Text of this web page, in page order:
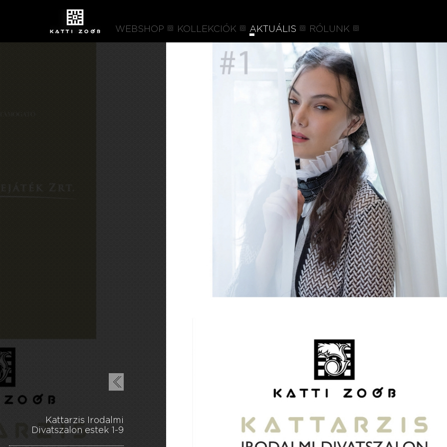
WEBSHOP KOLLEKCIÓK AKTUÁLIS RÓLUNK
Kattarzis Irodalmi
Divatszalon estek 1-9